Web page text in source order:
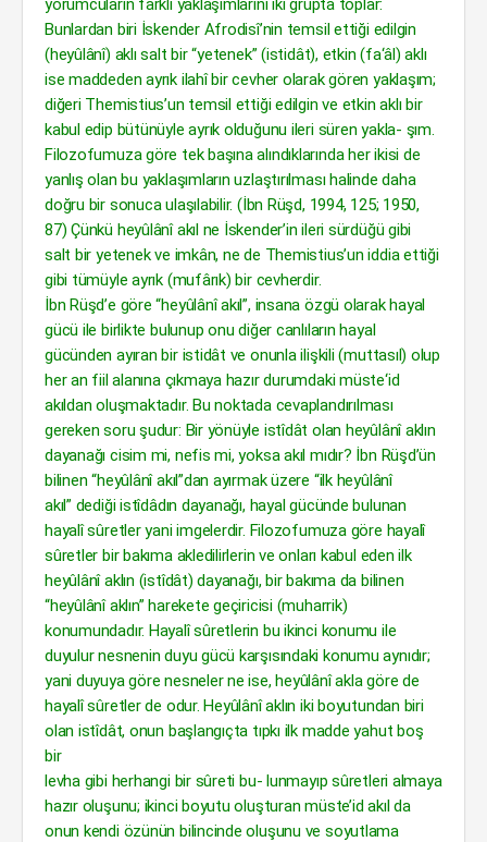
yorumcuların farklı yaklaşımlarını iki grupta toplar:
Bunlardan biri İskender Afrodisî’nin temsil ettiği edilgin
(heyûlânî) aklı salt bir “yetenek” (istidât), etkin (fa‘âl) aklı
ise maddeden ayrık ilahî bir cevher olarak gören yaklaşım;
diğeri Themistius’un temsil ettiği edilgin ve etkin aklı bir
kabul edip bütünüyle ayrık olduğunu ileri süren yakla- şım.
Filozofumuza göre tek başına alındıklarında her ikisi de
yanlış olan bu yaklaşımların uzlaştırılması halinde daha
doğru bir sonuca ulaşılabilir. (İbn Rüşd, 1994, 125; 1950,
87) Çünkü heyûlânî akıl ne İskender’in ileri sürdüğü gibi
salt bir yetenek ve imkân, ne de Themistius’un iddia ettiği
gibi tümüyle ayrık (mufârık) bir cevherdir.
İbn Rüşd’e göre “heyûlânî akıl”, insana özgü olarak hayal
gücü ile birlikte bulunup onu diğer canlıların hayal
gücünden ayıran bir istidât ve onunla ilişkili (muttasıl) olup
her an fiil alanına çıkmaya hazır durumdaki müste‘id
akıldan oluşmaktadır. Bu noktada cevaplandırılması
gereken soru şudur: Bir yönüyle istîdât olan heyûlânî aklın
dayanağı cisim mi, nefis mi, yoksa akıl mıdır? İbn Rüşd’ün
bilinen “heyûlânî akıl”dan ayırmak üzere “ilk heyûlânî
akıl” dediği istîdâdın dayanağı, hayal gücünde bulunan
hayalî sûretler yani imgelerdir. Filozofumuza göre hayalî
sûretler bir bakıma akledilirlerin ve onları kabul eden ilk
heyûlânî aklın (istîdât) dayanağı, bir bakıma da bilinen
“heyûlânî aklın” harekete geçiricisi (muharrik)
konumundadır. Hayalî sûretlerin bu ikinci konumu ile
duyulur nesnenin duyu gücü karşısındaki konumu aynıdır;
yani duyuya göre nesneler ne ise, heyûlânî akla göre de
hayalî sûretler de odur. Heyûlânî aklın iki boyutundan biri
olan istîdât, onun başlangıçta tıpkı ilk madde yahut boş
bir
levha gibi herhangi bir sûreti bu- lunmayıp sûretleri almaya
hazır oluşunu; ikinci boyutu oluşturan müste’id akıl da
onun kendi özünün bilincinde oluşunu ve soyutlama